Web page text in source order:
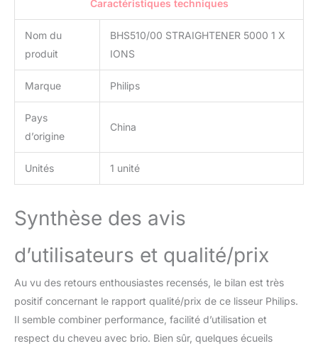
Caractéristiques techniques
Nom du
produit
BHS510/00 STRAIGHTENER 5000 1 X
IONS
Marque Philips
Pays
d’origine
China
Unités 1 unité
Synthèse des avis
d’utilisateurs et qualité/prix
Au vu des retours enthousiastes recensés, le bilan est très
positif concernant le rapport qualité/prix de ce lisseur Philips.
Il semble combiner performance, facilité d’utilisation et
respect du cheveu avec brio. Bien sûr, quelques écueils